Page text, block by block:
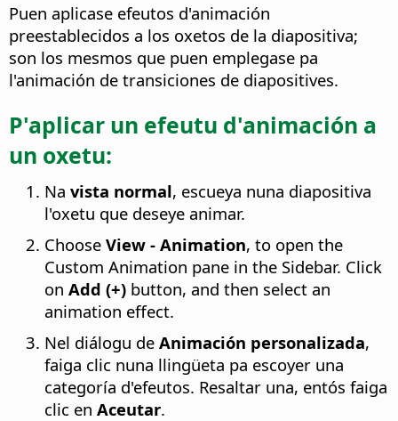
Puen aplicase efeutos d'animación
preestablecidos a los oxetos de la diapositiva;
son los mesmos que puen emplegase pa
l'animación de transiciones de diapositives.
P'aplicar un efeutu d'animación a
un oxetu:
Na vista normal, escueya nuna diapositiva
l'oxetu que deseye animar.
Choose View - Animation, to open the
Custom Animation pane in the Sidebar. Click
on Add (+) button, and then select an
animation effect.
Nel diálogu de Animación personalizada,
faiga clic nuna llingüeta pa escoyer una
categoría d'efeutos. Resaltar una, entós faiga
clic en Aceutar.